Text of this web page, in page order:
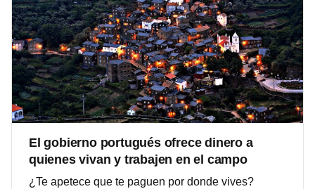
El gobierno portugués ofrece dinero a
quienes vivan y trabajen en el campo
¿Te apetece que te paguen por donde vives?